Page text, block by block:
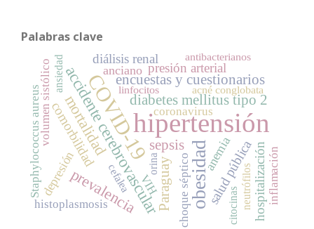
Palabras clave
hipertensión
COVID-19
obesidad
accidente cerebrovascular
prevalencia
mortalidad
encuestas y cuestionarios
diabetes mellitus tipo 2
sepsis
Paraguay salud públicahospitalización
presión arterial
comorbilidad
diálisis renal
anemia
anciano
depresión
histoplasmosis
Staphylococcus aureus inflamación
coronavirus
choque séptico
VIH
volumen sistólico acné conglobata
orina
citocinas
linfocitos
neutrófilos
cefalea
ansiedad antibacterianos